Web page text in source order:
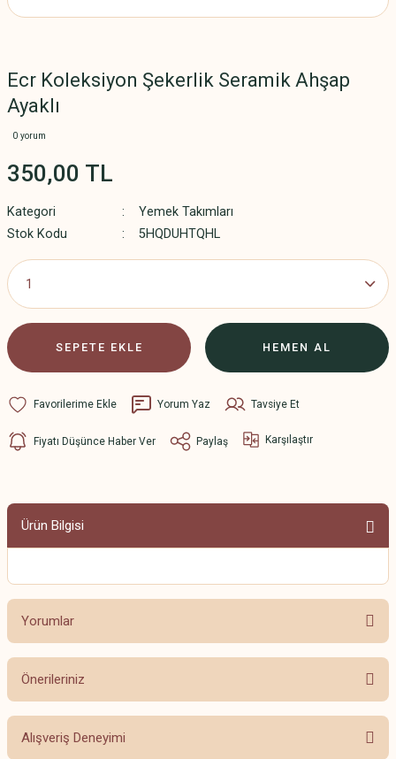
Ecr Koleksiyon Şekerlik Seramik Ahşap
Ayaklı
0 yorum
350,00 TL
Kategori
Yemek Takımları
Stok Kodu
5HQDUHTQHL
SEPETE EKLE HEMEN AL
Yorum Yaz Tavsiye Et
Fiyatı Düşünce Haber Ver Paylaş Karşılaştır
Ürün Bilgisi
Yorumlar
Bu ürüne ilk yorumu siz yapın!
Önerileriniz
Bu ürünün fiyat bilgisi, resim, ürün açıklamalarında ve diğer konularda
yetersiz gördüğünüz noktaları öneri formunu kullanarak tarafımıza
Alışveriş Deneyimi